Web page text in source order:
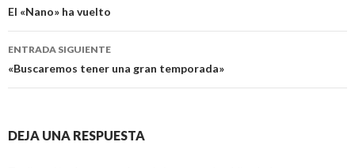
de
entradas
El «Nano» ha vuelto
ENTRADA SIGUIENTE
«Buscaremos tener una gran temporada»
DEJA UNA RESPUESTA